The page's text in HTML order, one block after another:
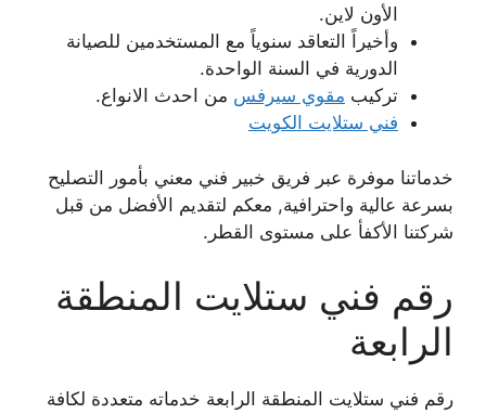
الأون لاين.
وأخيراً التعاقد سنوياً مع المستخدمين للصيانة
الدورية في السنة الواحدة.
تركيب مقوي سيرفس من احدث الانواع.
فني ستلايت الكويت
خدماتنا موفرة عبر فريق خبير فني معني بأمور التصليح
بسرعة عالية واحترافية, معكم لتقديم الأفضل من قبل
شركتنا الأكفأ على مستوى القطر.
رقم فني ستلايت المنطقة
الرابعة
رقم فني ستلايت المنطقة الرابعة خدماته متعددة لكافة